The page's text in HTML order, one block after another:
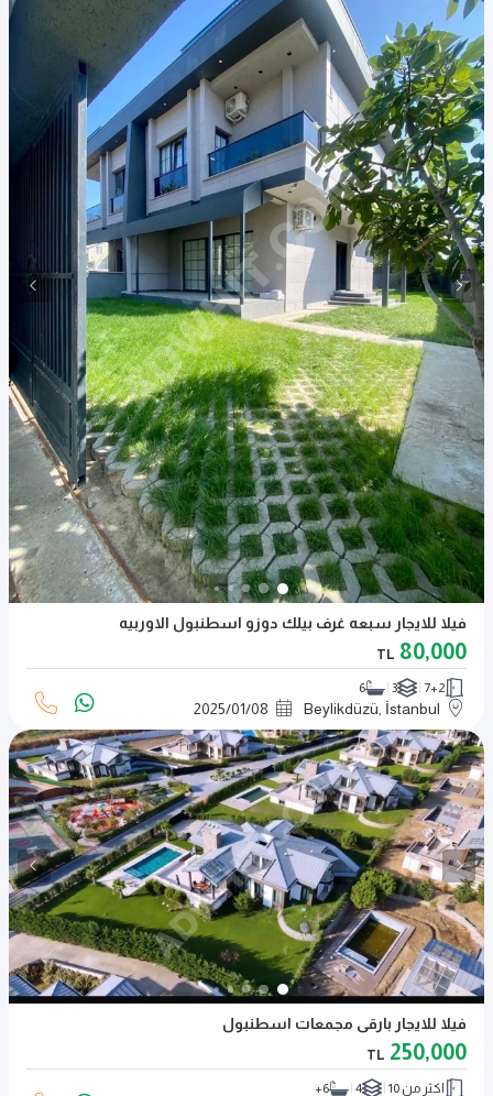
فيلا للايجار سبعه غرف بيلك دوزو اسطنبول الاوربيه
80,000
TL
7+2
3
6
Beylikdüzü, İstanbul
2025/01/08
فيلا للايجار بارقى مجمعات اسطنبول
250,000
TL
اكثر من 10 4
6+